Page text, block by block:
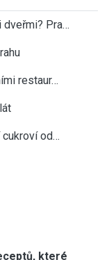
dveřmi? Pra…
restaur…
cukroví od…
které